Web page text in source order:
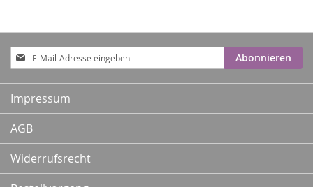
Anmeldung
zum
Newsletter:
Abonnieren
Impressum
AGB
Widerrufsrecht